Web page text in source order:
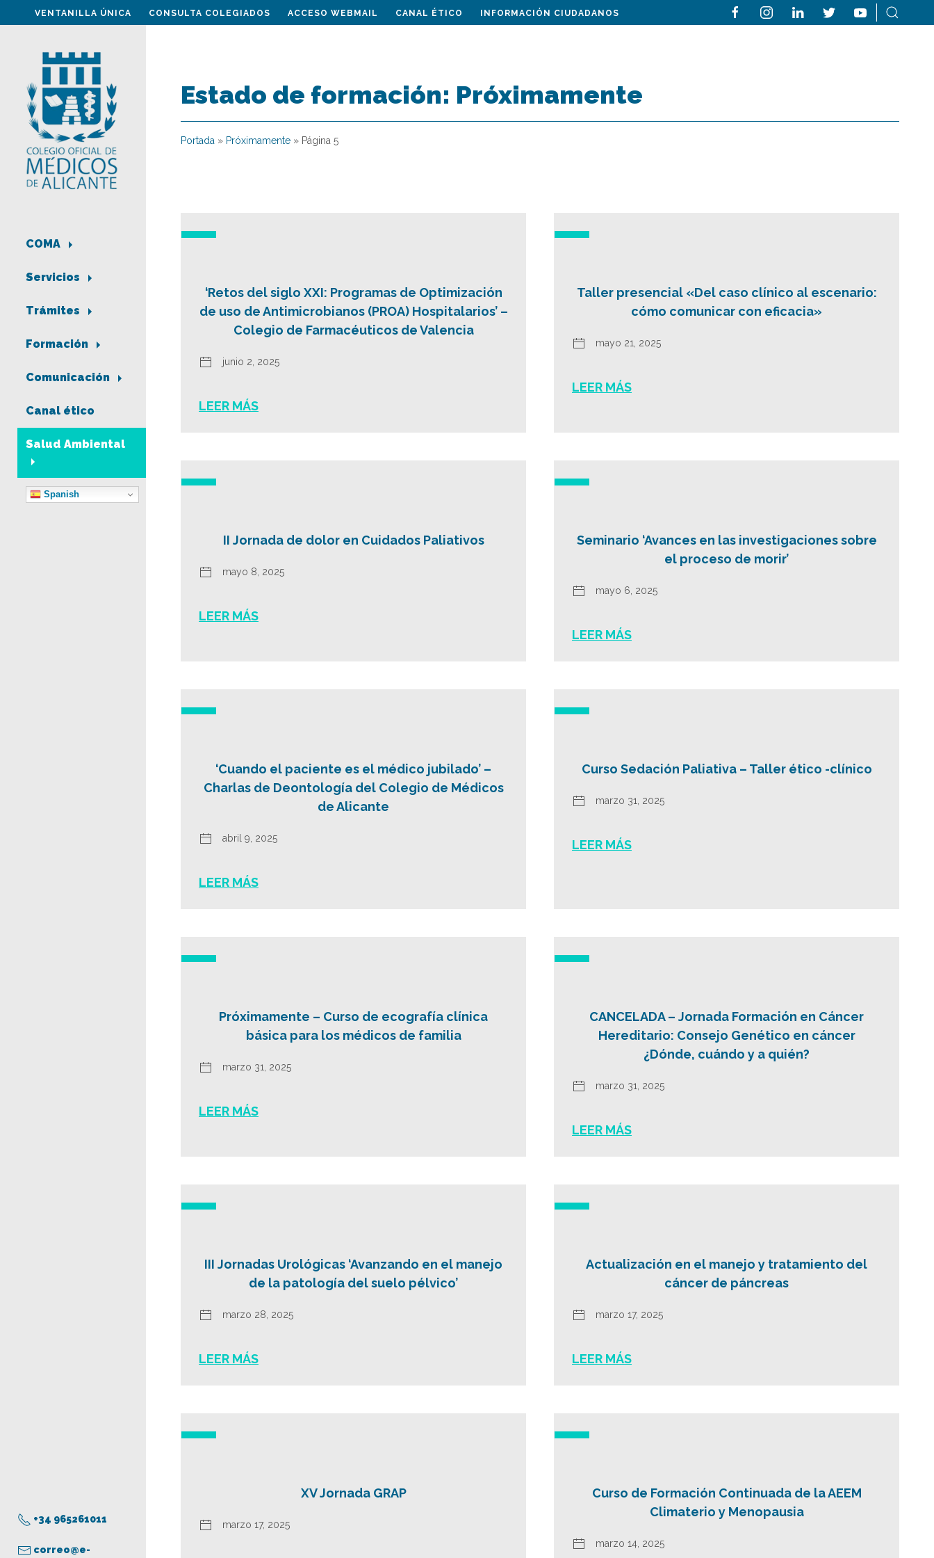
VENTANILLA ÚNICA CONSULTA COLEGIADOS ACCESO WEBMAIL CANAL ÉTICO INFORMACIÓN CIUDADANOS
COMA
Servicios
Trámites
Formación
Comunicación
Canal ético
Salud Ambiental
Spanish
+34 965261011
correo@e-
Estado de formación: Próximamente
Portada » Próximamente » Página 5
‘Retos del siglo XXI: Programas de Optimización
de uso de Antimicrobianos (PROA) Hospitalarios’ –
Colegio de Farmacéuticos de Valencia
junio 2, 2025
LEER MÁS
Taller presencial «Del caso clínico al escenario:
cómo comunicar con eficacia»
mayo 21, 2025
LEER MÁS
II Jornada de dolor en Cuidados Paliativos
mayo 8, 2025
LEER MÁS
Seminario ‘Avances en las investigaciones sobre
el proceso de morir’
mayo 6, 2025
LEER MÁS
‘Cuando el paciente es el médico jubilado’ –
Charlas de Deontología del Colegio de Médicos
de Alicante
abril 9, 2025
LEER MÁS
Curso Sedación Paliativa – Taller ético -clínico
marzo 31, 2025
LEER MÁS
Próximamente – Curso de ecografía clínica
básica para los médicos de familia
marzo 31, 2025
LEER MÁS
CANCELADA – Jornada Formación en Cáncer
Hereditario: Consejo Genético en cáncer
¿Dónde, cuándo y a quién?
marzo 31, 2025
LEER MÁS
III Jornadas Urológicas ‘Avanzando en el manejo
de la patología del suelo pélvico’
marzo 28, 2025
LEER MÁS
Actualización en el manejo y tratamiento del
cáncer de páncreas
marzo 17, 2025
LEER MÁS
XV Jornada GRAP
marzo 17, 2025
Curso de Formación Continuada de la AEEM
Climaterio y Menopausia
marzo 14, 2025